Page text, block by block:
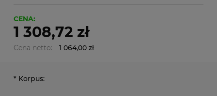
CENA:
1 308,72 zł
Cena netto: 1 064,00 zł
* Korpus: